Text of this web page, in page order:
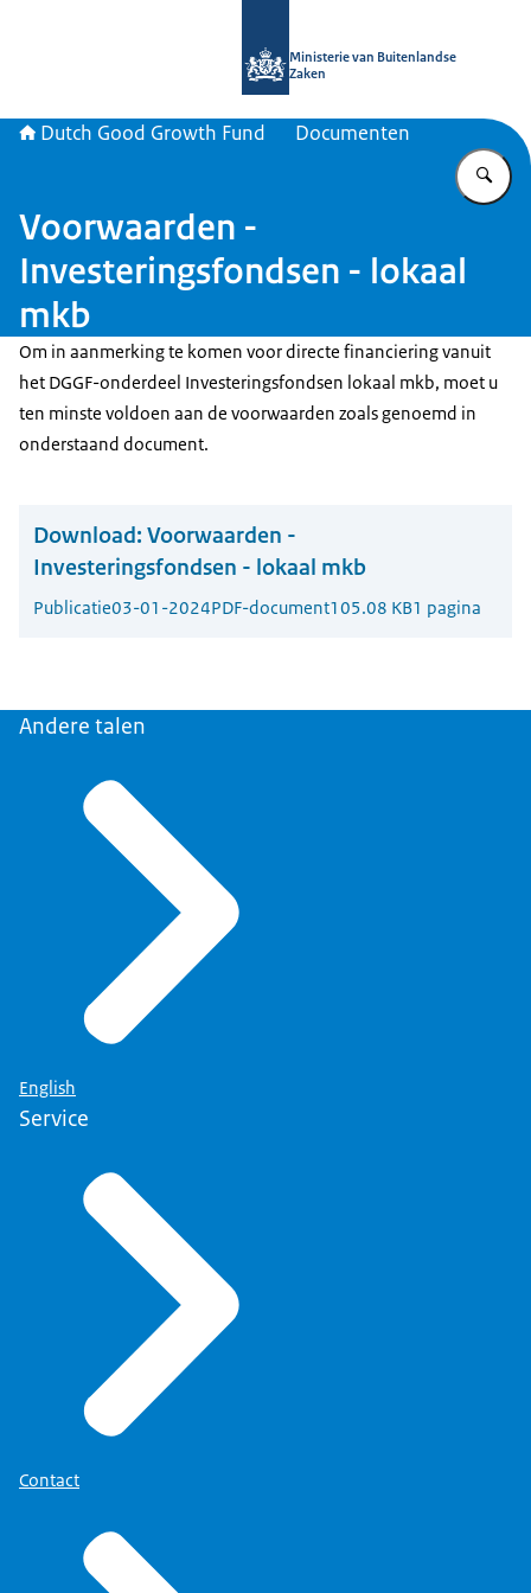
Ministerie van Buitenlandse
Zaken
Dutch Good Growth Fund Documenten
Voorwaarden -
Investeringsfondsen - lokaal
mkb
Om in aanmerking te komen voor directe financiering vanuit
het DGGF-onderdeel Investeringsfondsen lokaal mkb, moet u
ten minste voldoen aan de voorwaarden zoals genoemd in
onderstaand document.
Download: Voorwaarden -
Investeringsfondsen - lokaal mkb
Publicatie03-01-2024PDF-document105.08 KB1 pagina
Andere talen
English
Service
Contact